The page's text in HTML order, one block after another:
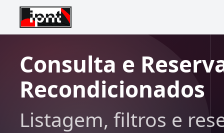
Consulta e
Recondicionados
Listagem, filtros e